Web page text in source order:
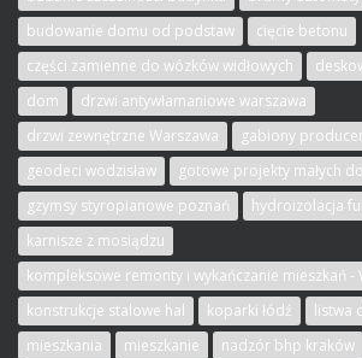
budowanie domu od podstaw
cięcie betonu
części zamienne do wózków widłowych
dom
drzwi antywłamaniowe warszawa
drzwi zewnętrzne Warszawa
gabiony
geodeci wodzisław
gotowe projekty małych
gzymsy styropianowe poznań
hydroizolacja
karnisze z mosiądzu
kompleksowe remonty i wykańczanie mieszkań -
konstrukcje stalowe hal
koparki łódź
listwa
mieszkania
mieszkanie
nadzór bhp kraków